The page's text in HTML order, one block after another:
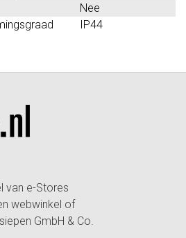
Nee
IP44
van e-Stores
webwinkel of
GmbH & Co.